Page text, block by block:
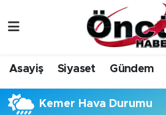
Asayiş Siyaset Gündem
Kemer Hava Durumu
Gündem
Sağlık & Çevre
Düzce Nöbetçi Eczaneler
Düzce Hava Durumu
Düzce Namaz Vakitleri